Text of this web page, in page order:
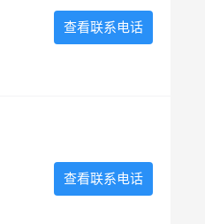
查看联系电话
查看联系电话